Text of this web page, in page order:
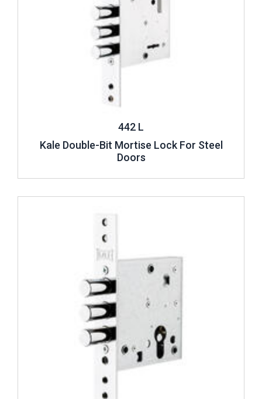
442 L
Kale Double-Bit Mortise Lock For Steel
Doors